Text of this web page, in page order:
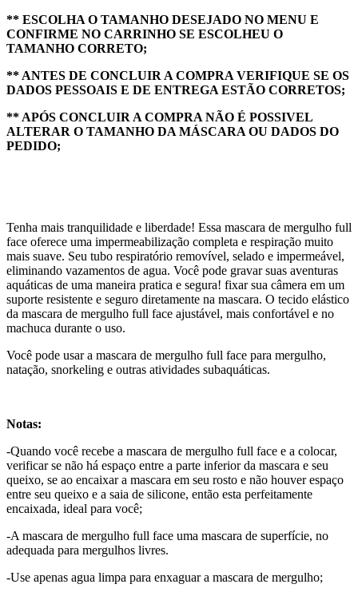
** ESCOLHA O TAMANHO DESEJADO NO MENU E
CONFIRME NO CARRINHO SE ESCOLHEU O
TAMANHO CORRETO;
** ANTES DE CONCLUIR A COMPRA VERIFIQUE SE OS
DADOS PESSOAIS E DE ENTREGA ESTÃO CORRETOS;
** APÓS CONCLUIR A COMPRA NÃO É POSSIVEL
ALTERAR O TAMANHO DA MÁSCARA OU DADOS DO
PEDIDO;
Tenha mais tranquilidade e liberdade! Essa mascara de mergulho full
face oferece uma impermeabilização completa e respiração muito
mais suave. Seu tubo respiratório removível, selado e impermeável,
eliminando vazamentos de agua. Você pode gravar suas aventuras
aquáticas de uma maneira pratica e segura! fixar sua câmera em um
suporte resistente e seguro diretamente na mascara. O tecido elástico
da mascara de mergulho full face ajustável, mais confortável e no
machuca durante o uso.
Você pode usar a mascara de mergulho full face para mergulho,
natação, snorkeling e outras atividades subaquáticas.
Notas:
-Quando você recebe a mascara de mergulho full face e a colocar,
verificar se não há espaço entre a parte inferior da mascara e seu
queixo, se ao encaixar a mascara em seu rosto e não houver espaço
entre seu queixo e a saia de silicone, então esta perfeitamente
encaixada, ideal para você;
-A mascara de mergulho full face uma mascara de superfície, no
adequada para mergulhos livres.
-Use apenas agua limpa para enxaguar a mascara de mergulho;